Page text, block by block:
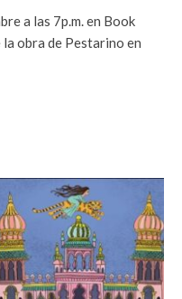
a las 7p.m. en Book
obra de Pestarino en